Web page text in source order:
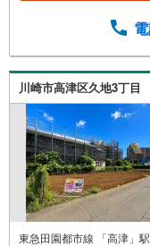
整いたしま
日:なし（年末
くなっており
学される場合
よりご希望
内が可能です。
川崎市高津区久地3丁目
東急田園都市線 「高津」